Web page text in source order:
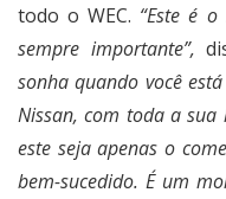
todo o WEC. “Este é
sempre importante”,
sonha quando você
Nissan, com toda a sua
este seja apenas o
bem-sucedido. É um